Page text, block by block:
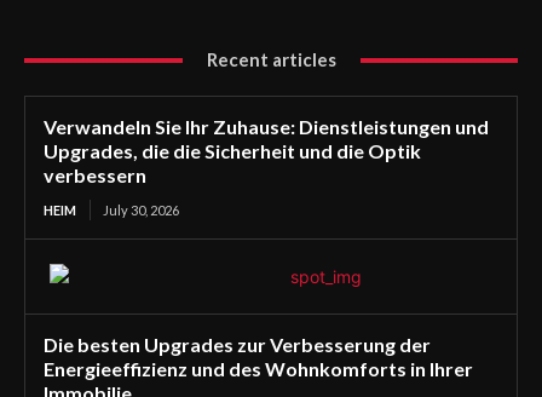
Recent articles
Verwandeln Sie Ihr Zuhause: Dienstleistungen und
Upgrades, die die Sicherheit und die Optik
verbessern
HEIM July 30, 2026
Die besten Upgrades zur Verbesserung der
Energieeffizienz und des Wohnkomforts in Ihrer